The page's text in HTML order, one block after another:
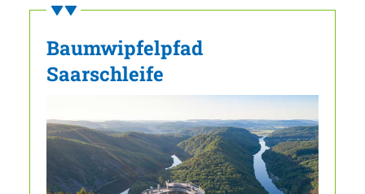
Baumwipfelpfad
Saarschleife